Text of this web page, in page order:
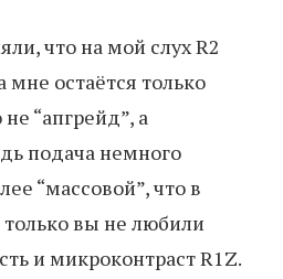
что на мой слух R2
мне остаётся только
“апгрейд”, а
подача немного
“массовой”, что в
вы не любили
и микроконтраст R1Z.